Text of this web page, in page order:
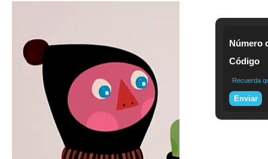
Número
Código
Recuerda